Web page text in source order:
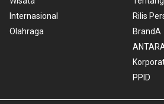
Internasional
Olahraga
Rilis
BrandA
PPID